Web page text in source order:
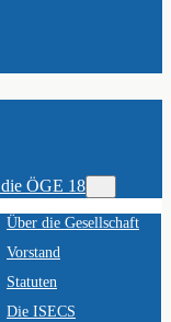
ÖGE 18
Über die Gesellschaft
Vorstand
Statuten
Die ISECS